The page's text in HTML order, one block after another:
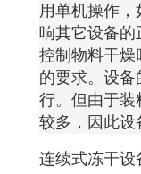
用单机操作
响其它设备的
控制物料干燥
的要求。设
行。但由于装
较多，因此设
连续式冻干设